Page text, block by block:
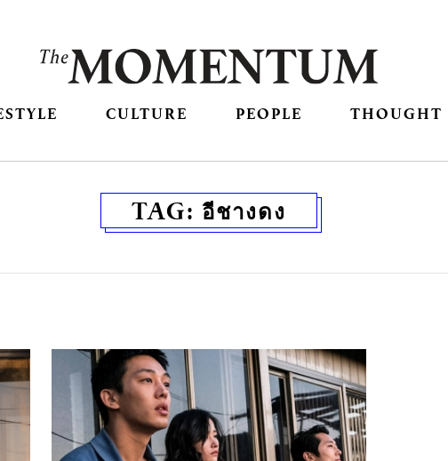
CULTURE PEOPLE THOUGHT
TAG: อีชางดง